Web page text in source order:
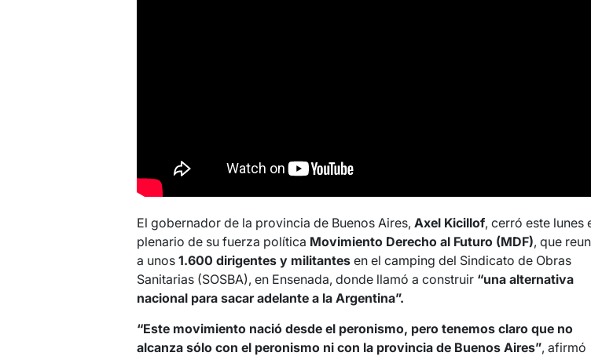
El gobernador de la provincia de Buenos Aires, Axel Kicillof, cerró este lunes
plenario de su fuerza política Movimiento Derecho al Futuro (MDF), que
a unos 1.600 dirigentes y militantes en el camping del Sindicato de Obras
Sanitarias (SOSBA), en Ensenada, donde llamó a construir “una alternativa
nacional para sacar adelante a la Argentina”.
“Este movimiento nació desde el peronismo, pero tenemos claro que no
alcanza sólo con el peronismo ni con la provincia de Buenos Aires”, afirmó